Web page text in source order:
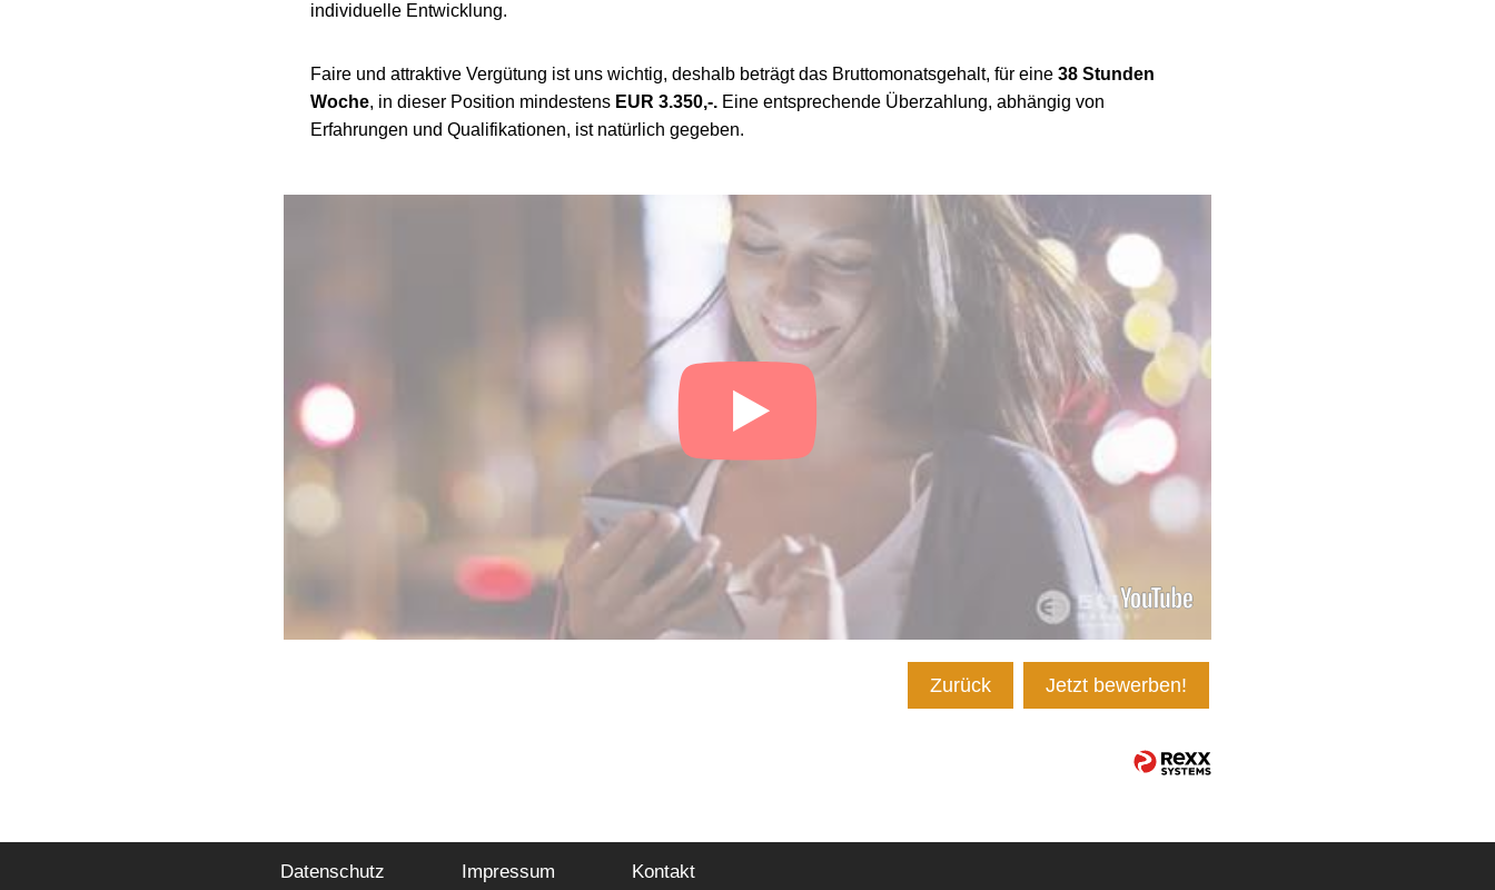
individuelle Entwicklung.
Faire und attraktive Vergütung ist uns wichtig, deshalb beträgt das Bruttomonatsgehalt, für eine 38 Stunden
Woche, in dieser Position mindestens EUR 3.350,-. Eine entsprechende Überzahlung, abhängig von
Erfahrungen und Qualifikationen, ist natürlich gegeben.
Zurück Jetzt bewerben!
Datenschutz Impressum Kontakt